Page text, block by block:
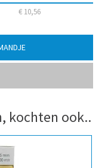
€ 10,56
kochten ook..